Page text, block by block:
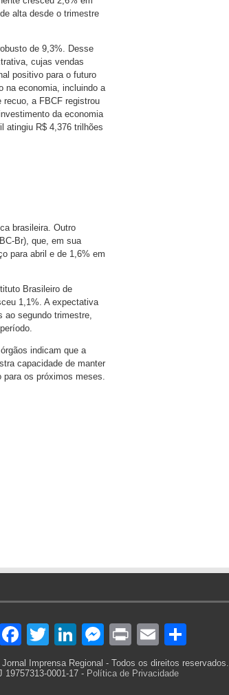
alta desde o trimestre
de 9,3%. Desse
cujas vendas
positivo para o futuro
na economia, incluindo a
a FBCF registrou
da economia
atingiu R$ 4,376 trilhões
brasileira. Outro
Br), que, em sua
para abril e de 1,6% em
Brasileiro de
1,1%. A expectativa
ao segundo trimestre,
indicam que a
capacidade de manter
os próximos meses.
WhatsApp
Facebook
TwitterLinkedIn
Messenger
PrintEmail
Imprensa Regional - Todos os direitos reservados.
19757313-0001-17 - Política de Privacidade